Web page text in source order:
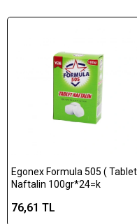
Egonex Formula 505 (
Naftalin 100gr*24=k
76,61 TL